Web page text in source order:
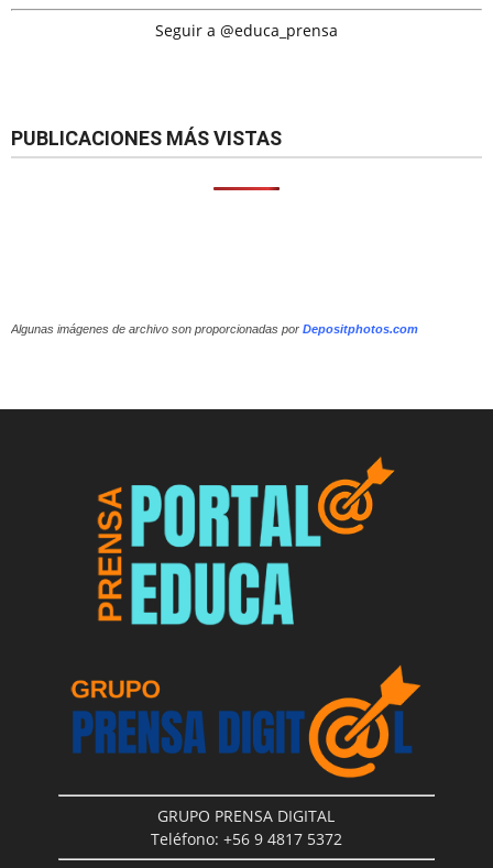
Seguir a @educa_prensa
PUBLICACIONES MÁS VISTAS
Algunas imágenes de archivo son proporcionadas por Depositphotos.com
GRUPO PRENSA DIGITAL
Teléfono: +56 9 4817 5372